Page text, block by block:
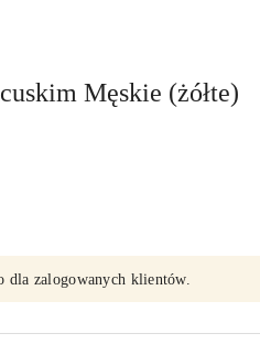
Męskie (żółte)
zalogowanych klientów.